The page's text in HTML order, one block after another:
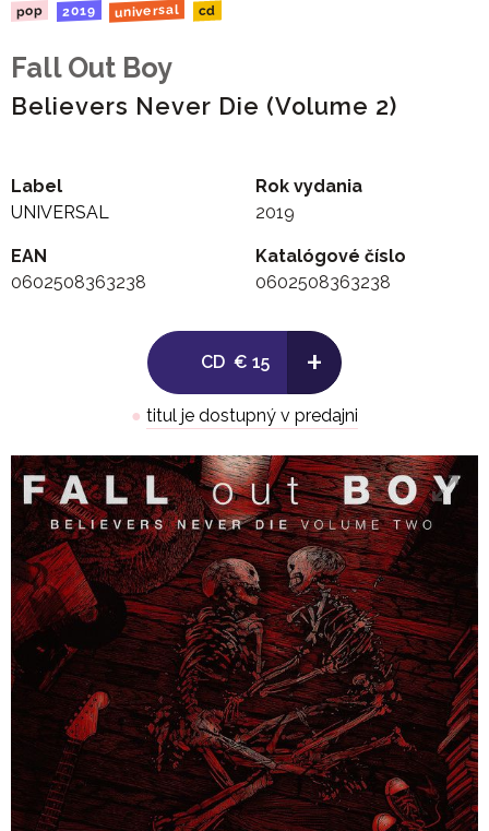
pop 2019 universal cd
Fall Out Boy
Believers Never Die (Volume 2)
Label
UNIVERSAL
Rok vydania
2019
EAN
0602508363238
Katalógové číslo
0602508363238
CD € 15 +
● titul je dostupný v predajni